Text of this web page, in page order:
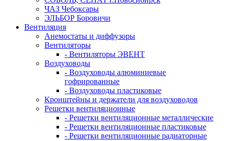
ЧАЗ Чебоксары
ЭЛЬБОР Боровичи
Вентиляция
Анемостаты и диффузоры
Вентиляторы
- Вентиляторы ЭВЕНТ
Воздуховоды
- Воздуховоды алюминиевые
гофрированные
- Воздуховоды пластиковые
Кронштейны и держатели для воздуховодов
Решетки вентиляционные
- Решетки вентиляционные металлические
- Решетки вентиляционные пластиковые
- Решетки вентиляционные радиаторные